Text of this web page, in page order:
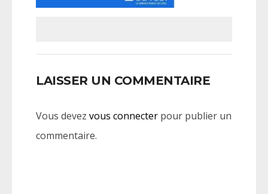
LAISSER UN COMMENTAIRE
Vous devez vous connecter pour publier un
commentaire.